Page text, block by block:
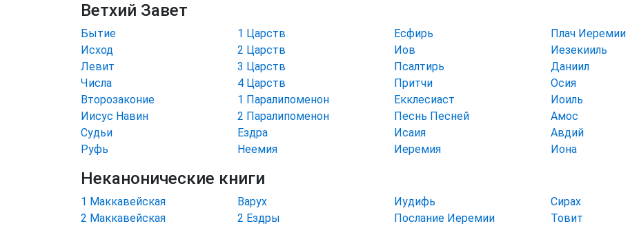
Ветхий Завет
Бытие
Исход
Левит
Числа
Второзаконие
Иисус Навин
Судьи
Руфь
1 Царств
2 Царств
3 Царств
4 Царств
1 Паралипоменон
2 Паралипоменон
Ездра
Неемия
Есфирь
Иов
Псалтирь
Притчи
Екклесиаст
Песнь Песней
Исаия
Иеремия
Плач Иеремии
Иезекииль
Даниил
Осия
Иоиль
Амос
Авдий
Иона
Неканонические книги
1 Маккавейская
2 Маккавейская
Варух
2 Ездры
Иудифь
Послание Иеремии
Сирах
Товит